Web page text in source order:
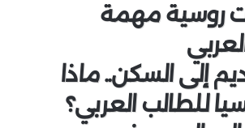
روسية مهمة
إلى السكن.. ماذا
للطالب العربي؟